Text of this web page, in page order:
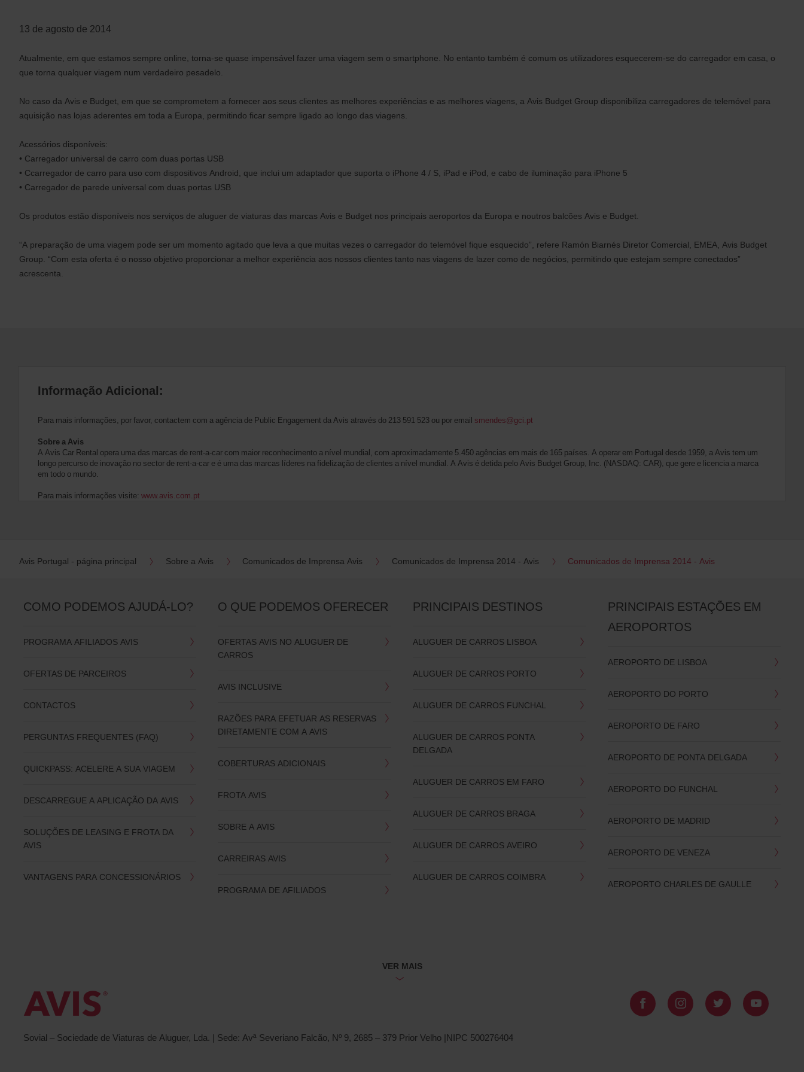
13 de agosto de 2014
Atualmente, em que estamos sempre online, torna-se quase impensável fazer uma viagem sem o smartphone. No entanto também é comum os utilizadores esquecerem-se do carregador em casa, o
que torna qualquer viagem num verdadeiro pesadelo.
No caso da Avis e Budget, em que se comprometem a fornecer aos seus clientes as melhores experiências e as melhores viagens, a Avis Budget Group disponibiliza carregadores de telemóvel para
aquisição nas lojas aderentes em toda a Europa, permitindo ficar sempre ligado ao longo das viagens.
Acessórios disponíveis:
• Carregador universal de carro com duas portas USB
• Ccarregador de carro para uso com dispositivos Android, que inclui um adaptador que suporta o iPhone 4 / S, iPad e iPod, e cabo de iluminação para iPhone 5
• Carregador de parede universal com duas portas USB
Os produtos estão disponíveis nos serviços de aluguer de viaturas das marcas Avis e Budget nos principais aeroportos da Europa e noutros balcões Avis e Budget.
“A preparação de uma viagem pode ser um momento agitado que leva a que muitas vezes o carregador do telemóvel fique esquecido”, refere Ramón Biarnés Diretor Comercial, EMEA, Avis Budget
Group. “Com esta oferta é o nosso objetivo proporcionar a melhor experiência aos nossos clientes tanto nas viagens de lazer como de negócios, permitindo que estejam sempre conectados”
acrescenta.
Informação Adicional:
Para mais informações, por favor, contactem com a agência de Public Engagement da Avis através do 213 591 523 ou por email smendes@gci.pt
Sobre a Avis
A Avis Car Rental opera uma das marcas de rent-a-car com maior reconhecimento a nível mundial, com aproximadamente 5.450 agências em mais de 165 países. A operar em Portugal desde 1959, a Avis tem um
longo percurso de inovação no sector de rent-a-car e é uma das marcas líderes na fidelização de clientes a nível mundial. A Avis é detida pelo Avis Budget Group, Inc. (NASDAQ: CAR), que gere e licencia a marca
em todo o mundo.
Para mais informações visite: www.avis.com.pt
Avis Portugal - página principal Sobre a Avis Comunicados de Imprensa Avis Comunicados de Imprensa 2014 - Avis Comunicados de Imprensa 2014 - Avis
COMO PODEMOS AJUDÁ-LO?
PROGRAMA AFILIADOS AVIS
OFERTAS DE PARCEIROS
CONTACTOS
PERGUNTAS FREQUENTES (FAQ)
QUICKPASS: ACELERE A SUA VIAGEM
DESCARREGUE A APLICAÇÃO DA AVIS
SOLUÇÕES DE LEASING E FROTA DA
AVIS
VANTAGENS PARA CONCESSIONÁRIOS
O QUE PODEMOS OFERECER
OFERTAS AVIS NO ALUGUER DE
CARROS
AVIS INCLUSIVE
RAZÕES PARA EFETUAR AS RESERVAS
DIRETAMENTE COM A AVIS
COBERTURAS ADICIONAIS
FROTA AVIS
SOBRE A AVIS
CARREIRAS AVIS
PROGRAMA DE AFILIADOS
PRINCIPAIS DESTINOS
ALUGUER DE CARROS LISBOA
ALUGUER DE CARROS PORTO
ALUGUER DE CARROS FUNCHAL
ALUGUER DE CARROS PONTA
DELGADA
ALUGUER DE CARROS EM FARO
ALUGUER DE CARROS BRAGA
ALUGUER DE CARROS AVEIRO
ALUGUER DE CARROS COIMBRA
PRINCIPAIS ESTAÇÕES EM
AEROPORTOS
AEROPORTO DE LISBOA
AEROPORTO DO PORTO
AEROPORTO DE FARO
AEROPORTO DE PONTA DELGADA
AEROPORTO DO FUNCHAL
AEROPORTO DE MADRID
AEROPORTO DE VENEZA
AEROPORTO CHARLES DE GAULLE
VER MAIS
Sovial – Sociedade de Viaturas de Aluguer, Lda. | Sede: Avª Severiano Falcão, Nº 9, 2685 – 379 Prior Velho |NIPC 500276404